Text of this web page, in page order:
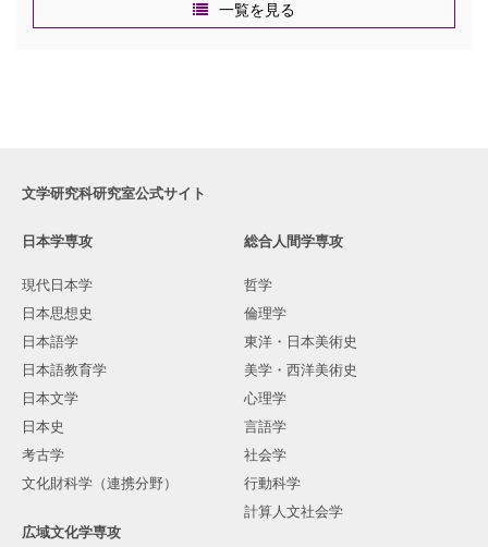
一覧を見る
文学研究科研究室公式サイト
日本学専攻
現代日本学
日本思想史
日本語学
日本語教育学
日本文学
日本史
考古学
文化財科学（連携分野）
総合人間学専攻
哲学
倫理学
東洋・日本美術史
美学・西洋美術史
心理学
言語学
社会学
行動科学
計算人文社会学
広域文化学専攻